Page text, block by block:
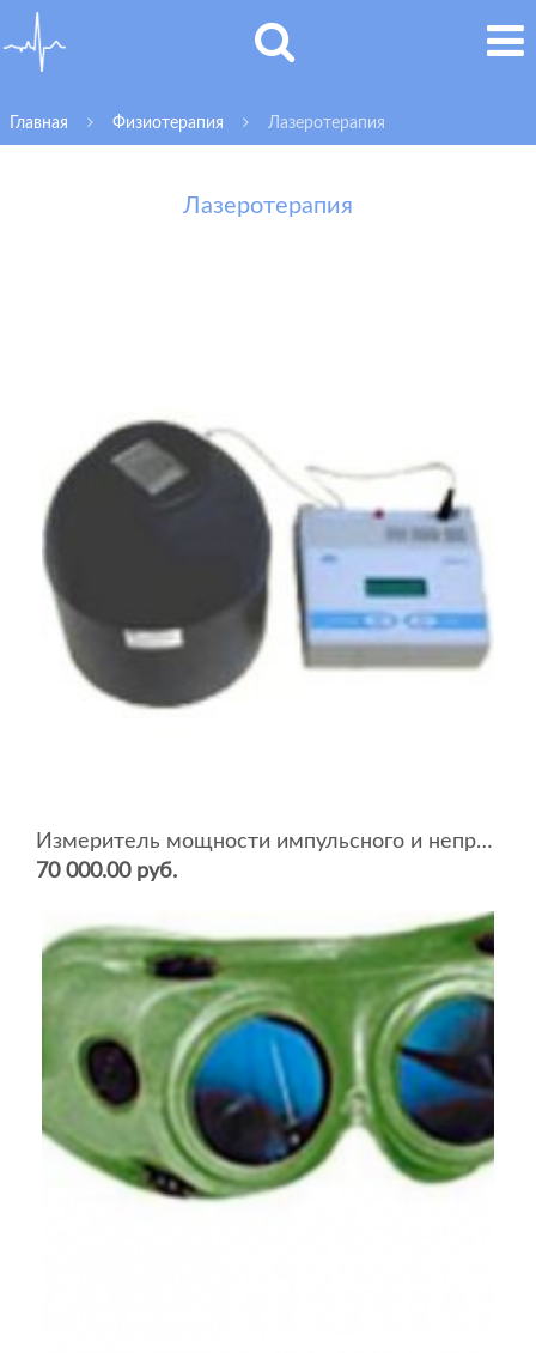
Главная Физиотерапия Лазеротерапия
Лазеротерапия
Измеритель мощности импульсного и непрерывного излучения ИМИ-01
70 000.00 руб.